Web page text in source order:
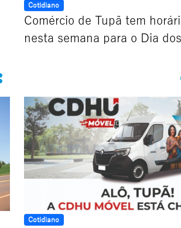
Cotidiano
Comércio de Tupã tem
nesta semana para o Dia
Cotidiano